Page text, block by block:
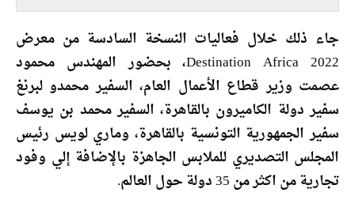
جاء ذلك خلال فعاليات النسخة السادسة من معرض
Destination Africa 2022، بحضور المهندس محمود
عصمت وزير قطاع الأعمال العام، السفير محمدو لبرنغ
سفير دولة الكاميرون بالقاهرة، السفير محمد بن يوسف
سفير الجمهورية التونسية بالقاهرة، وماري لويس رئيس
المجلس التصديري للملابس الجاهزة بالإضافة إلي وفود
تجارية من اكثر من 35 دولة حول العالم.